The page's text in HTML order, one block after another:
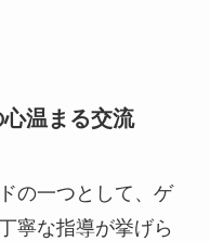
温まる交流
の一つとして、ゲ
寧な指導が挙げら